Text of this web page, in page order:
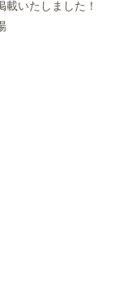
いたしました！